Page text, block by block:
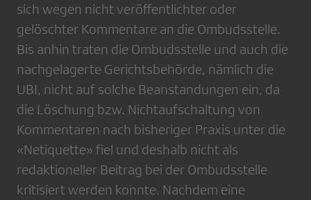
sich wegen nicht veröffentlichter oder
gelöschter Kommentare an die Ombudsstelle.
Bis anhin traten die Ombudsstelle und auch die
nachgelagerte Gerichtsbehörde, nämlich die
UBI, nicht auf solche Beanstandungen ein, da
die Löschung bzw. Nichtaufschaltung von
Kommentaren nach bisheriger Praxis unter die
«Netiquette» fiel und deshalb nicht als
redaktioneller Beitrag bei der Ombudsstelle
kritisiert werden konnte. Nachdem eine